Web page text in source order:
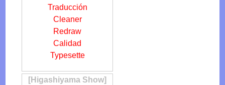
Traducción
Cleaner
Redraw
Calidad
Typesette
[Higashiyama Show]